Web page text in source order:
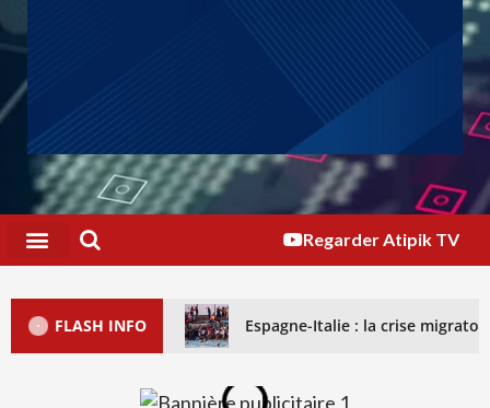
Regarder Atipik TV
FLASH INFO Espagne-Italie : la crise